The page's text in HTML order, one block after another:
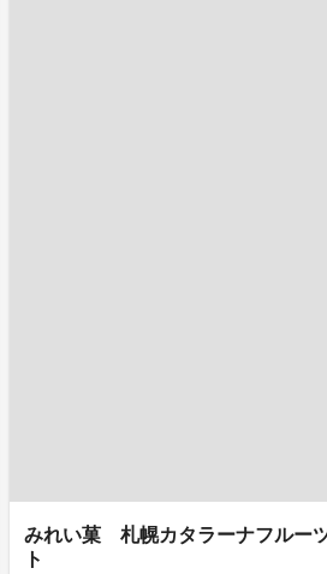
みれい菓 札幌カタラーナフルー
ト